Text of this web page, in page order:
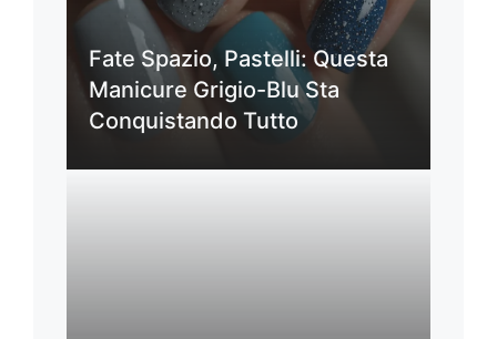
Fate Spazio, Pastelli: Questa
Manicure Grigio-Blu Sta
Conquistando Tutto